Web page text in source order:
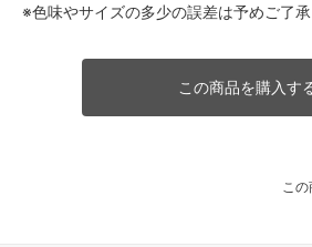
※色味やサイズの多少の誤差は予めご了
この商品を購入す
こ